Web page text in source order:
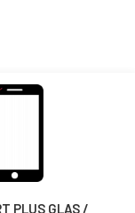
PLUS GLAS /